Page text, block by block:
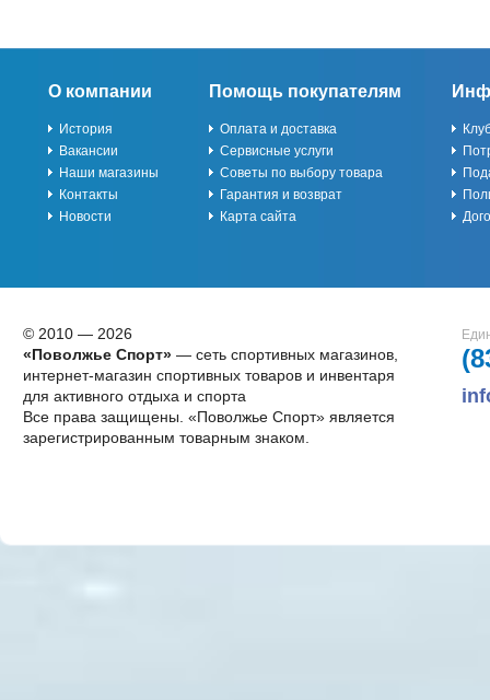
О компании
История
Вакансии
Наши магазины
Контакты
Новости
Помощь покупателям
Оплата и доставка
Сервисные услуги
Советы по выбору товара
Гарантия и возврат
Карта сайта
© 2010 — 2026
«Поволжье Спорт»— сеть спортивных магазинов,
интернет-магазин спортивных товаров и инвентаря
для активного отдыха и спорта
Все права защищены. «Поволжье Спорт» является
зарегистрированным товарным знаком.